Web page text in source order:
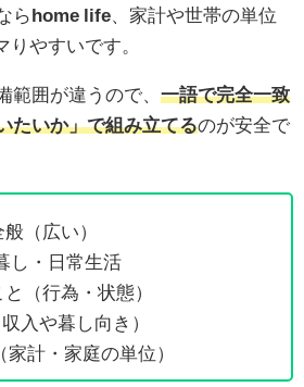
らhome life 、家計や世帯の単位
りやすいです。
範囲が違うので、 一語で完全一致
たいか」で組み立てるのが安全で
（広い）
し・日常生活
（行為・状態）
入や暮し向き）
計・家庭の単位）